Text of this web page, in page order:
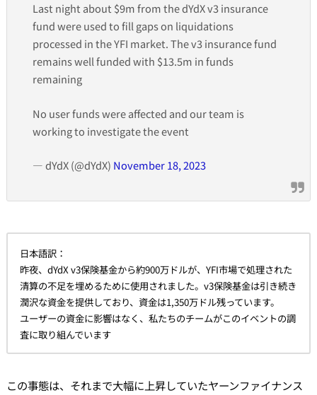
Last night about $9m from the dYdX v3 insurance
fund were used to fill gaps on liquidations
processed in the YFI market. The v3 insurance fund
remains well funded with $13.5m in funds
remaining
No user funds were affected and our team is
working to investigate the event
— dYdX (@dYdX) November 18, 2023
日本語訳：
昨夜、dYdX v3保険基金から約900万ドルが、YFI市場で処理された
清算の不足を埋めるために使用されました。v3保険基金は引き続き
潤沢な資金を提供しており、資金は1,350万ドル残っています。
ユーザーの資金に影響はなく、私たちのチームがこのイベントの調
査に取り組んでいます
この事態は、それまで大幅に上昇していたヤーンファイナンス